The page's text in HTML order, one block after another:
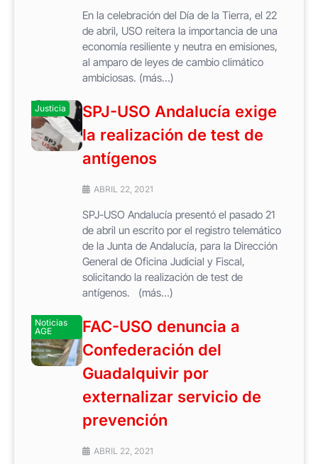
En la celebración del Día de la Tierra, el 22
de abril, USO reitera la importancia de una
economía resiliente y neutra en emisiones,
al amparo de leyes de cambio climático
ambiciosas. (más…)
Justicia
SPJ-USO Andalucía exige
la realización de test de
antígenos
ABRIL 22, 2021
SPJ-USO Andalucía presentó el pasado 21
de abril un escrito por el registro telemático
de la Junta de Andalucía, para la Dirección
General de Oficina Judicial y Fiscal,
solicitando la realización de test de
antígenos. (más…)
Noticias
AGE
FAC-USO denuncia a
Confederación del
Guadalquivir por
externalizar servicio de
prevención
ABRIL 22, 2021